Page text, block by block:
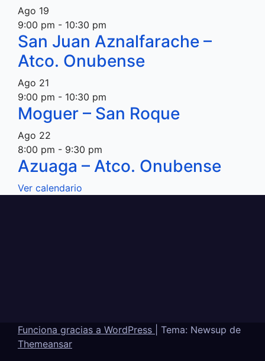
Ago 19
9:00 pm - 10:30 pm
San Juan Aznalfarache –
Atco. Onubense
Ago 21
9:00 pm - 10:30 pm
Moguer – San Roque
Ago 22
8:00 pm - 9:30 pm
Azuaga – Atco. Onubense
Ver calendario
Funciona gracias a WordPress
Tema: Newsup de
Themeansar